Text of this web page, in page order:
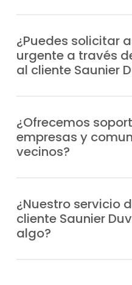
o escribirnos un
tendrás respuesta
¿Puedes solicitar
urgente a través
al cliente Saunier
urgencias de
técnico
de Sanchinarro en el
¿Ofrecemos
empresas y
vecinos?
comunidades de
Sanchinarro que
asesoramiento o
¿Nuestro servicio
cliente Saunier
algo?